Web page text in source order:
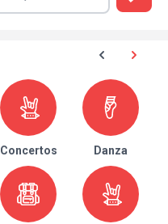
Concertos Danza